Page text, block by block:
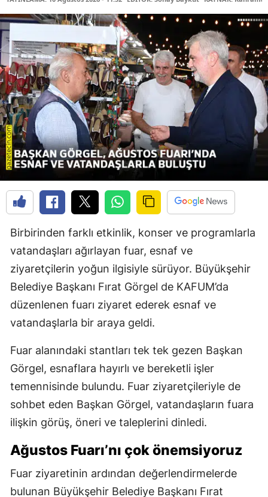
Birbirinden farklı etkinlik, konser ve programlarla
vatandaşları ağırlayan fuar, esnaf ve
ziyaretçilerin yoğun ilgisiyle sürüyor. Büyükşehir
Belediye Başkanı Fırat Görgel de KAFUM’da
düzenlenen fuarı ziyaret ederek esnaf ve
vatandaşlarla bir araya geldi.
Fuar alanındaki stantları tek tek gezen Başkan
Görgel, esnaflara hayırlı ve bereketli işler
temennisinde bulundu. Fuar ziyaretçileriyle de
sohbet eden Başkan Görgel, vatandaşların fuara
ilişkin görüş, öneri ve taleplerini dinledi.
Ağustos Fuarı’nı çok önemsiyoruz
Fuar ziyaretinin ardından değerlendirmelerde
bulunan Büyükşehir Belediye Başkanı Fırat